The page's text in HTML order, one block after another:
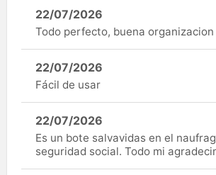
22/07/2026
Todo perfecto, buena organizacion
22/07/2026
Fácil de usar
22/07/2026
Es un bote salvavidas en el
seguridad social. Todo mi